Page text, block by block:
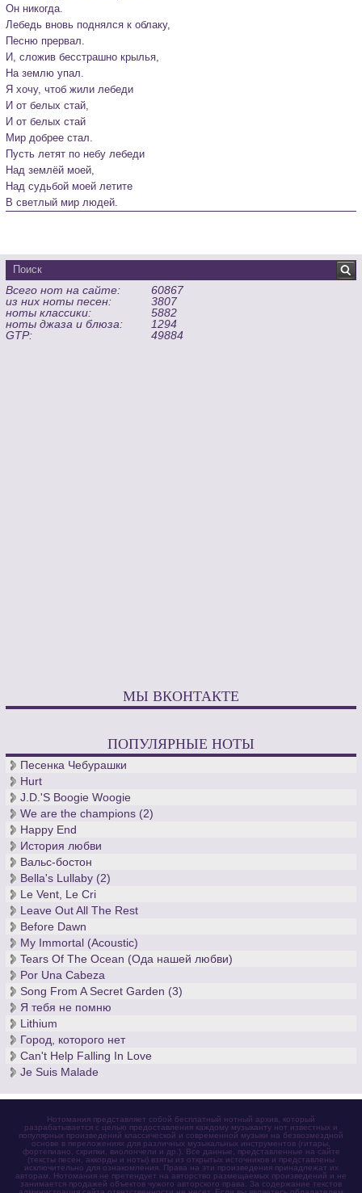
Он никогда.
Лебедь вновь поднялся к облаку,
Песню прервал.
И, сложив бесстрашно крылья,
На землю упал.
Я хочу, чтоб жили лебеди
И от белых стай,
И от белых стай
Мир добрее стал.
Пусть летят по небу лебеди
Над землёй моей,
Над судьбой моей летите
В светлый мир людей.
Всего нот на сайте:
60867
из них ноты песен:
3807
ноты классики:
5882
ноты джаза и блюза:
1294
GTP:
49884
МЫ ВКОНТАКТЕ
ПОПУЛЯРНЫЕ НОТЫ
Песенка Чебурашки
Hurt
J.D.'S Boogie Woogie
We are the champions (2)
Happy End
История любви
Вальс-бостон
Bella's Lullaby (2)
Le Vent, Le Cri
Leave Out All The Rest
Before Dawn
My Immortal (Acoustic)
Tears Of The Ocean (Ода нашей любви)
Por Una Cabeza
Song From A Secret Garden (3)
Я тебя не помню
Lithium
Город, которого нет
Can't Help Falling In Love
Je Suis Malade
Нотомания представляет собой бесплатный нотный архив, который
разрабатывается с целью предоставления каждому музыканту нот известных и
популярных произведений классической и современной музыки на безвозмездной
основе в переложениях для различных музыкальных инструментов (гитары,
фортепиано, скрипки, виолончели и др.). Все данные, представленные на сайте
(тексты песен, аккорды и ноты) взяты из открытых источников и представлены
исключительно для ознакомления. Права на эти произведения принадлежат их
авторам. Нотомания не претендует на авторство размещаемых произведений и не
занимается продажей объектов чужого авторского права. За содержание текстов